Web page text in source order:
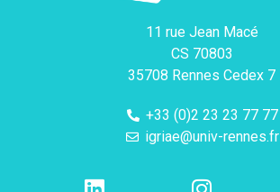
11 rue Jean Macé
CS 70803
35708 Rennes Cedex 7
+33 (0)2 23 23 77 77
igriae@univ-rennes.fr